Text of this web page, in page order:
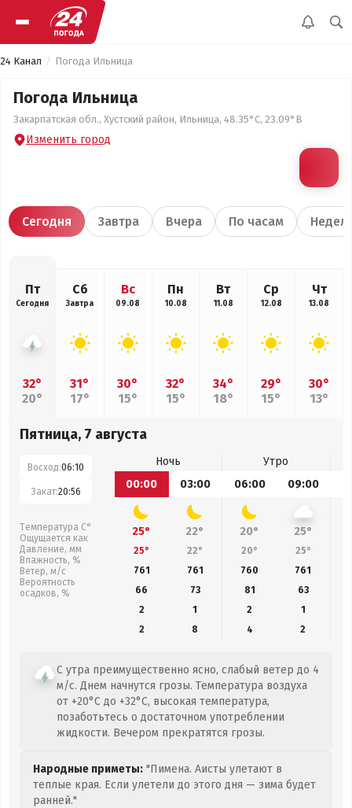
24 Канал Погода Ильница
Погода Ильница
Закарпатская обл., Хустский район, Ильница, 48.35°С, 23.09°В
Изменить город
Сегодня Завтра Вчера По часам
Пт
Сегодня
32°
20°
Сб
Завтра
31°
17°
Вс
09.08
30°
15°
Пн
10.08
32°
15°
Вт
11.08
34°
18°
Ср
12.08
29°
15°
Чт
13.08
30°
13°
Пятница, 7 августа
Восход:06:10
Закат:20:56
Температура С°
Ощущается как
Давление, мм
Влажность, %
Ветер, м/с
Вероятность
осадков, %
Ночь
Утро
00:00
03:00 06:00 09:00
25° 22° 20° 25°
25° 22° 20° 25°
761
761 760 761
66
73 81 63
2
1 2
1
2
8 4 2
С утра преимущественно ясно, слабый ветер до 4
м/с. Днем начнутся грозы. Температура воздуха
от +20°C до +32°C, высокая температура,
позаботьтесь о достаточном употреблении
жидкости. Вечером прекратятся грозы.
Народные приметы: "Пимена. Аисты улетают в
теплые края. Если улетели до этого дня — зима будет
ранней."